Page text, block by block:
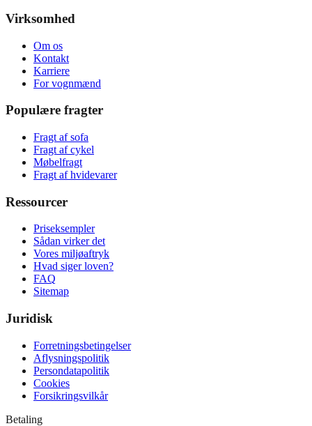
Virksomhed
Om os
Kontakt
Karriere
For vognmænd
Populære fragter
Fragt af sofa
Fragt af cykel
Møbelfragt
Fragt af hvidevarer
Ressourcer
Priseksempler
Sådan virker det
Vores miljøaftryk
Hvad siger loven?
FAQ
Sitemap
Juridisk
Forretningsbetingelser
Aflysningspolitik
Persondatapolitik
Cookies
Forsikringsvilkår
Betaling